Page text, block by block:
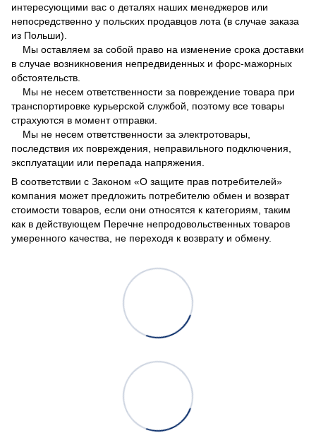
интересующими вас о деталях наших менеджеров или
непосредственно у польских продавцов лота (в случае заказа
из Польши).
Мы оставляем за собой право на изменение срока доставки
в случае возникновения непредвиденных и форс-мажорных
обстоятельств.
Мы не несем ответственности за повреждение товара при
транспортировке курьерской службой, поэтому все товары
страхуются в момент отправки.
Мы не несем ответственности за электротовары,
последствия их повреждения, неправильного подключения,
эксплуатации или перепада напряжения.
В соответствии с Законом «О защите прав потребителей»
компания может предложить потребителю обмен и возврат
стоимости товаров, если они относятся к категориям, таким
как в действующем Перечне непродовольственных товаров
умеренного качества, не переходя к возврату и обмену.